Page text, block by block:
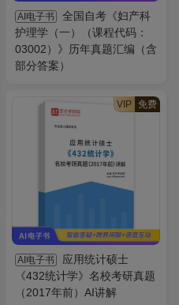
AI电子书
全国自考《妇产科
护理学（一）（课程代码：
03002）》历年真题汇编（含
部分答案）
VIP 免费
AI电子书
应用统计硕士
《432统计学》名校考研真题
（2017年前）AI讲解